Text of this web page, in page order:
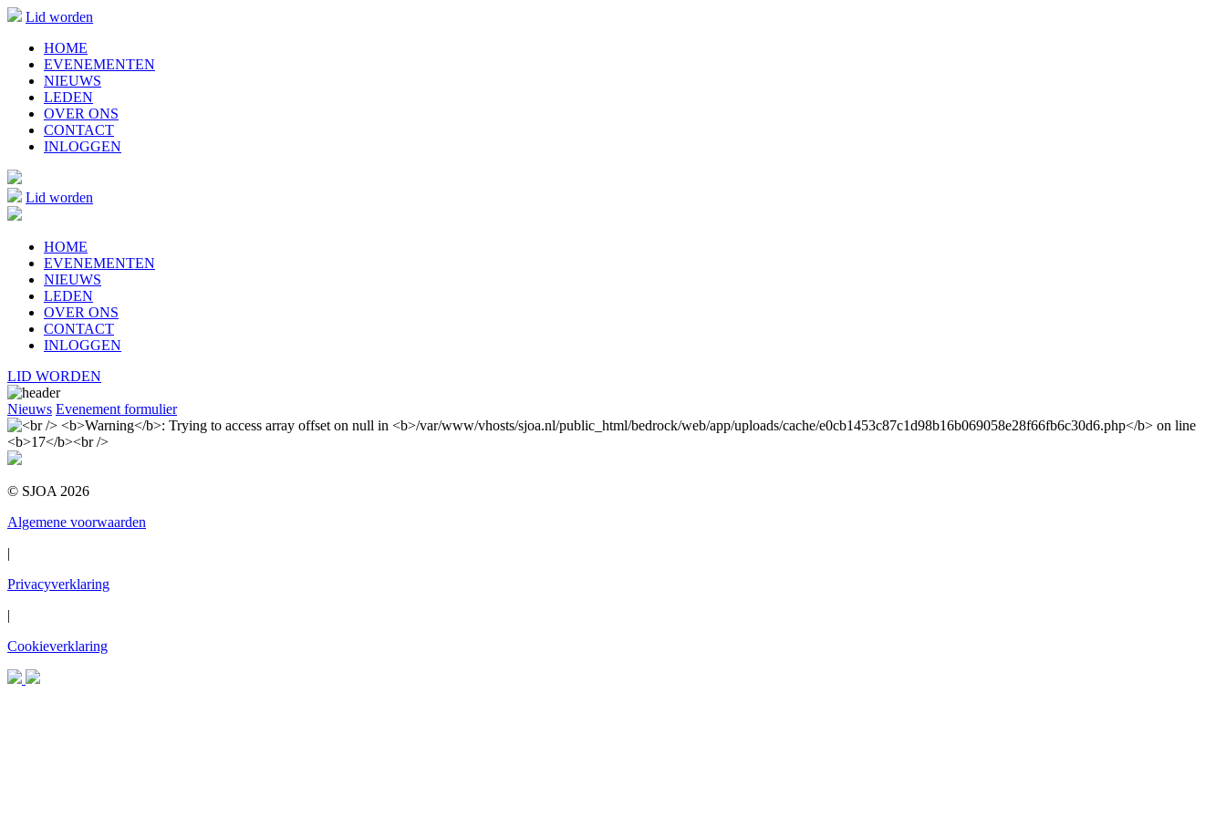
Lid worden
HOME
EVENEMENTEN
NIEUWS
LEDEN
OVER ONS
CONTACT
INLOGGEN
Lid worden
HOME
EVENEMENTEN
NIEUWS
LEDEN
OVER ONS
CONTACT
INLOGGEN
LID WORDEN
Nieuws Evenement formulier
© SJOA 2026
Algemene voorwaarden
|
Privacyverklaring
|
Cookieverklaring